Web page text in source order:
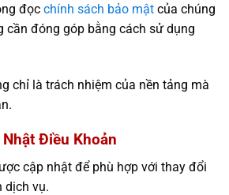
đọc chính sách bảo mật của chúng
cần đóng góp bằng cách sử dụng
chỉ là trách nhiệm của nền tảng mà
Điều Khoản
cập nhật để phù hợp với thay đổi
dịch vụ.